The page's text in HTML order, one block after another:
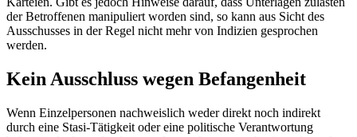
der Betroffenen manipuliert worden sind, so kann aus Sicht des
Ausschusses in der Regel nicht mehr von Indizien gesprochen
werden.
Kein Ausschluss wegen Befangenheit
Wenn Einzelpersonen nachweislich weder direkt noch indirekt
durch eine Stasi-Tätigkeit oder eine politische Verantwortung